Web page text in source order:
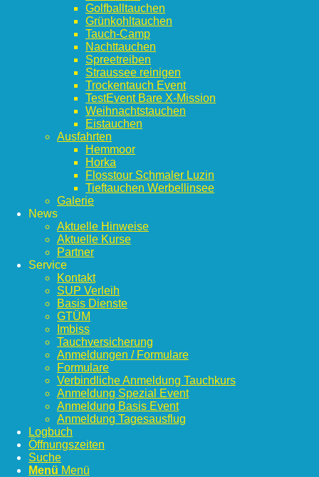
Golfballtauchen
Grünkohltauchen
Tauch-Camp
Nachttauchen
Spreetreiben
Straussee reinigen
Trockentauch Event
TestEvent Bare X-Mission
Weihnachtstauchen
Eistauchen
Ausfahrten
Hemmoor
Horka
Flosstour Schmaler Luzin
Tieftauchen Werbellinsee
Galerie
News
Aktuelle Hinweise
Aktuelle Kurse
Partner
Service
Kontakt
SUP Verleih
Basis Dienste
GTÜM
Imbiss
Tauchversicherung
Anmeldungen / Formulare
Formulare
Verbindliche Anmeldung Tauchkurs
Anmeldung Spezial Event
Anmeldung Basis Event
Anmeldung Tagesausflug
Logbuch
Öffnungszeiten
Suche
Menü Menü